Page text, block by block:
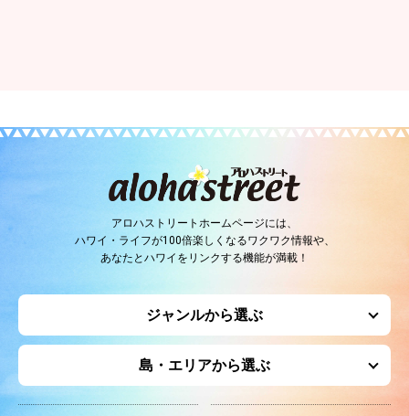
アロハストリートホームページには、
ハワイ・ライフが100倍楽しくなるワクワク情報や、
あなたとハワイをリンクする機能が満載！
ジャンルから選ぶ
島・エリアから選ぶ